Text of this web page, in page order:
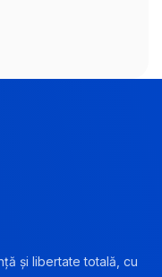
și libertate totală, cu